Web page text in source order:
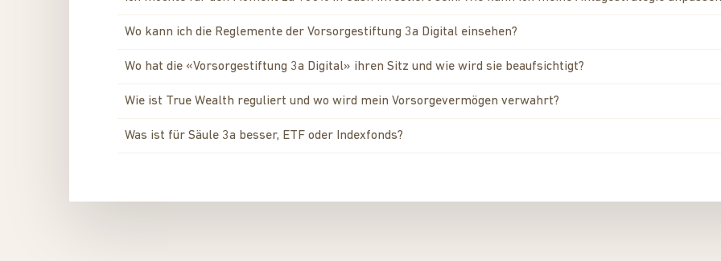
Wo kann ich die Reglemente der Vorsorgestiftung 3a Digital einsehen?
Wo hat die «Vorsorgestiftung 3a Digital» ihren Sitz und wie wird sie beaufsichtigt?
Wie ist True Wealth reguliert und wo wird mein Vorsorgevermögen verwahrt?
Was ist für Säule 3a besser, ETF oder Indexfonds?